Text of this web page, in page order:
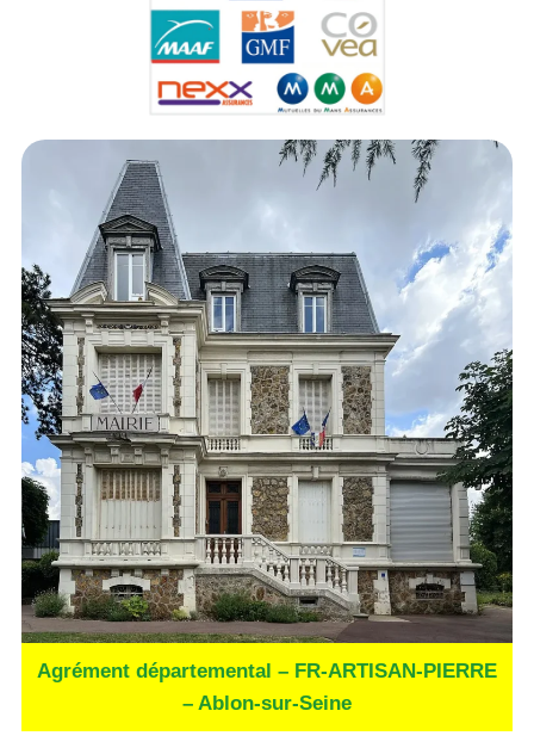
Agrément départemental – FR-ARTISAN-PIERRE
– Ablon-sur-Seine